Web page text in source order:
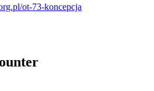
ot-73-koncepcja